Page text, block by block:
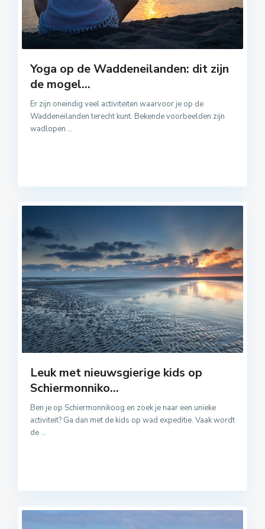
Yoga op de Waddeneilanden: dit zijn
de mogel...
Er zijn oneindig veel activiteiten waarvoor je op de
Waddeneilanden terecht kunt. Bekende voorbeelden zijn
wadlopen ...
Leuk met nieuwsgierige kids op
Schiermonniko...
Ben je op Schiermonnikoog en zoek je naar een unieke
activiteit? Ga dan met de kids op wad expeditie. Vaak wordt
de...